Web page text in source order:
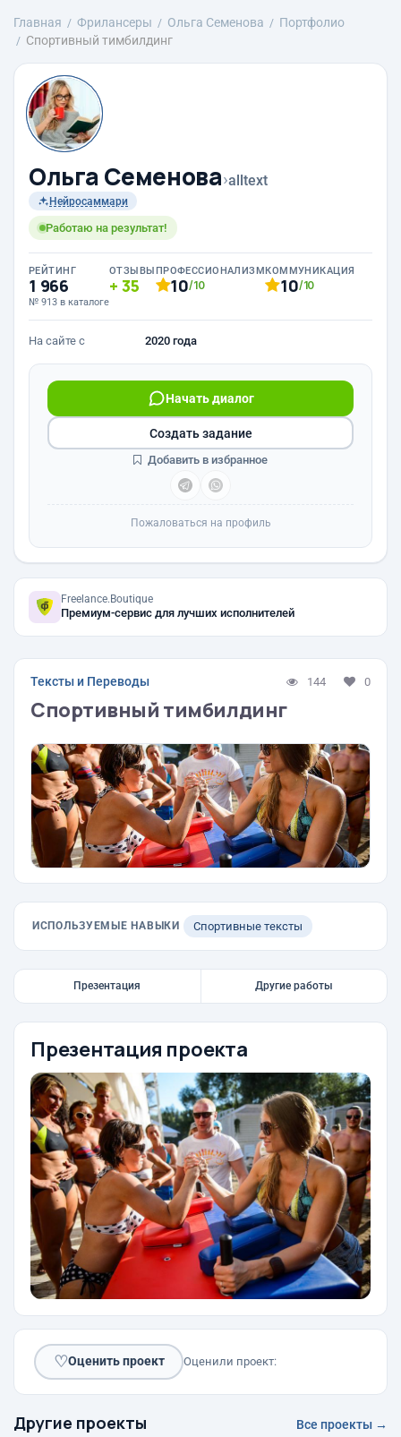
Главная Фрилансеры Ольга Семенова
Портфолио
Спортивный тимбилдинг
Ольга Семенова›alltext
Нейросаммари
Работаю на результат!
РЕЙТИНГ
1 966
№ 913 в каталоге
ОТЗЫВЫ
35
ПРОФЕССИОНАЛИЗМ
10/10
КОММУНИКАЦИЯ
10/10
На сайте с 2020 года
Начать диалог
Создать задание
Добавить в избранное
Пожаловаться на профиль
Freelance.Boutique
Премиум-сервис для лучших исполнителей
Тексты и Переводы 144 0
Спортивный тимбилдинг
ИСПОЛЬЗУЕМЫЕ НАВЫКИ Спортивные тексты
Презентация Другие работы
Презентация проекта
♡Оценить проект Оценили проект:
Другие проекты Все проекты →